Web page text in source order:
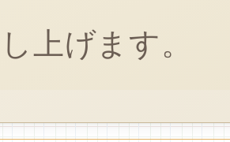
上げます。